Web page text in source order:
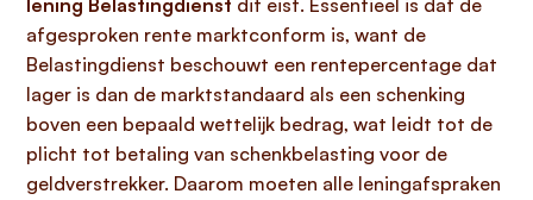
lening Belastingdienst dit eist. Essentieel is dat de
afgesproken rente marktconform is, want de
Belastingdienst beschouwt een rentepercentage dat
lager is dan de marktstandaard als een schenking
boven een bepaald wettelijk bedrag, wat leidt tot de
plicht tot betaling van schenkbelasting voor de
geldverstrekker. Daarom moeten alle leningafspraken